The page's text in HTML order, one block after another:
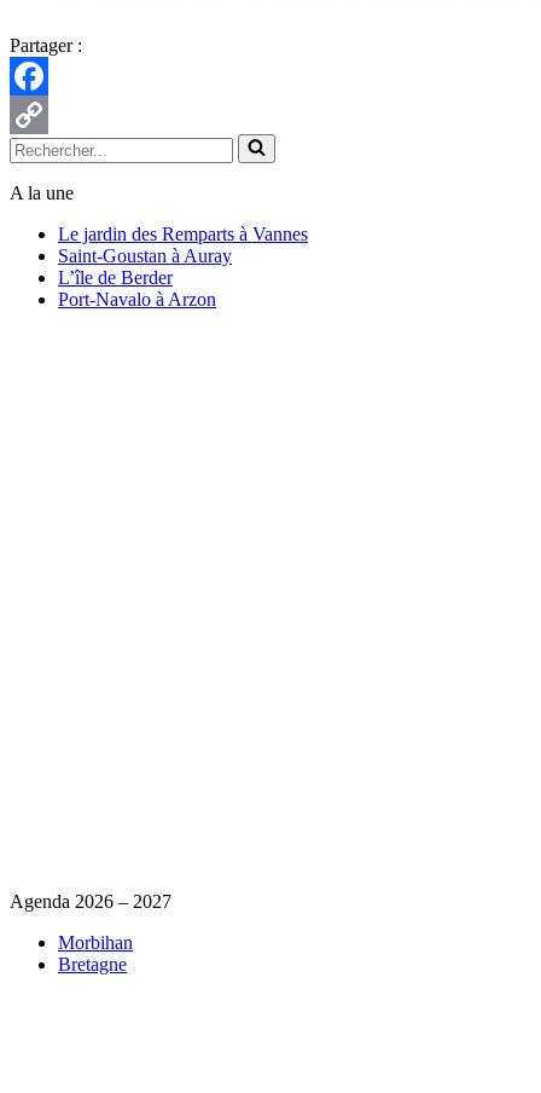
Partager :
Facebook
Copy
Link
Rechercher...
A la une
Le jardin des Remparts à Vannes
Saint-Goustan à Auray
L’île de Berder
Port-Navalo à Arzon
Agenda 2026 – 2027
Morbihan
Bretagne